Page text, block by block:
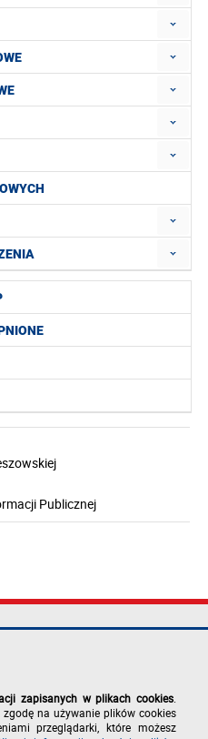
Publicznej
17 865
Mapa serwisu
prywatności
Zgłoś błąd na
zapisanych w plikach cookies
na używanie plików cookies
przeglądarki, które możesz